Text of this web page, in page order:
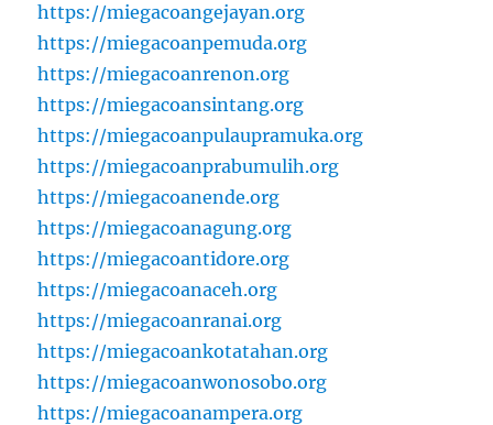
https://miegacoangejayan.org
https://miegacoanpemuda.org
https://miegacoanrenon.org
https://miegacoansintang.org
https://miegacoanpulaupramuka.org
https://miegacoanprabumulih.org
https://miegacoanende.org
https://miegacoanagung.org
https://miegacoantidore.org
https://miegacoanaceh.org
https://miegacoanranai.org
https://miegacoankotatahan.org
https://miegacoanwonosobo.org
https://miegacoanampera.org